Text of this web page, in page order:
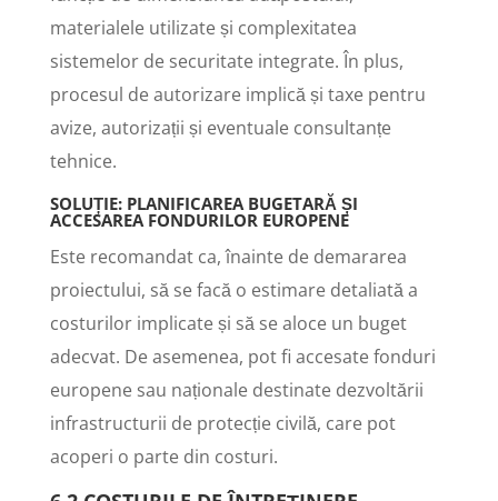
materialele utilizate și complexitatea
sistemelor de securitate integrate. În plus,
procesul de autorizare implică și taxe pentru
avize, autorizații și eventuale consultanțe
tehnice.
SOLUȚIE: PLANIFICAREA BUGETARĂ ȘI
ACCESAREA FONDURILOR EUROPENE
Este recomandat ca, înainte de demararea
proiectului, să se facă o estimare detaliată a
costurilor implicate și să se aloce un buget
adecvat. De asemenea, pot fi accesate fonduri
europene sau naționale destinate dezvoltării
infrastructurii de protecție civilă, care pot
acoperi o parte din costuri.